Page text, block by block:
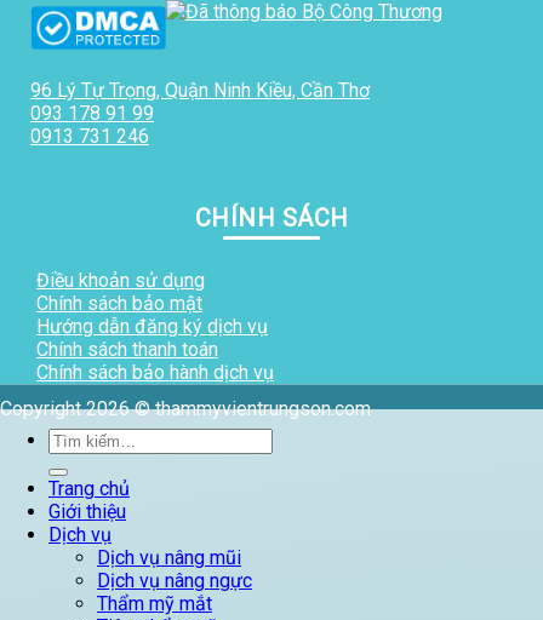
96 Lý Tự Trọng, Quận Ninh Kiều, Cần Thơ
093 178 91 99
0913 731 246
CHÍNH SÁCH
Điều khoản sử dụng
Chính sách bảo mật
Hướng dẫn đăng ký dịch vụ
Chính sách thanh toán
Chính sách bảo hành dịch vụ
Copyright 2026 © thammyvientrungson.com
Tìm
kiếm:
Trang chủ
Giới thiệu
Dịch vụ
Dịch vụ nâng mũi
Dịch vụ nâng ngực
Thẩm mỹ mắt